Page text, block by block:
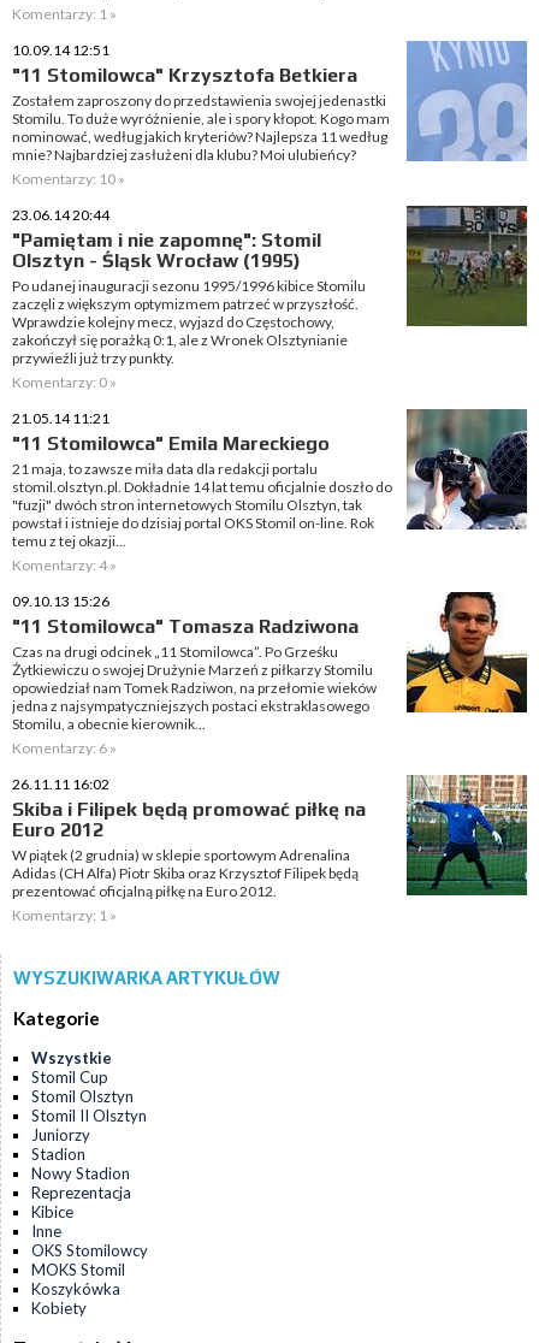
Komentarzy: 1 »
10.09.14 12:51
"11 Stomilowca" Krzysztofa Betkiera
Zostałem zaproszony do przedstawienia swojej jedenastki
Stomilu. To duże wyróżnienie, ale i spory kłopot. Kogo mam
nominować, według jakich kryteriów? Najlepsza 11 według
mnie? Najbardziej zasłużeni dla klubu? Moi ulubieńcy?
Komentarzy: 10 »
23.06.14 20:44
"Pamiętam i nie zapomnę": Stomil
Olsztyn - Śląsk Wrocław (1995)
Po udanej inauguracji sezonu 1995/1996 kibice Stomilu
zaczęli z większym optymizmem patrzeć w przyszłość.
Wprawdzie kolejny mecz, wyjazd do Częstochowy,
zakończył się porażką 0:1, ale z Wronek Olsztynianie
przywieźli już trzy punkty.
Komentarzy: 0 »
21.05.14 11:21
"11 Stomilowca" Emila Mareckiego
21 maja, to zawsze miła data dla redakcji portalu
stomil.olsztyn.pl. Dokładnie 14 lat temu oficjalnie doszło do
"fuzji" dwóch stron internetowych Stomilu Olsztyn, tak
powstał i istnieje do dzisiaj portal OKS Stomil on-line. Rok
temu z tej okazji...
Komentarzy: 4 »
09.10.13 15:26
"11 Stomilowca" Tomasza Radziwona
Czas na drugi odcinek „11 Stomilowca”. Po Grześku
Żytkiewiczu o swojej Drużynie Marzeń z piłkarzy Stomilu
opowiedział nam Tomek Radziwon, na przełomie wieków
jedna z najsympatyczniejszych postaci ekstraklasowego
Stomilu, a obecnie kierownik...
Komentarzy: 6 »
26.11.11 16:02
Skiba i Filipek będą promować piłkę na
Euro 2012
W piątek (2 grudnia) w sklepie sportowym Adrenalina
Adidas (CH Alfa) Piotr Skiba oraz Krzysztof Filipek będą
prezentować oficjalną piłkę na Euro 2012.
Komentarzy: 1 »
WYSZUKIWARKA ARTYKUŁÓW
Kategorie
Wszystkie
Stomil Cup
Stomil Olsztyn
Stomil II Olsztyn
Juniorzy
Stadion
Nowy Stadion
Reprezentacja
Kibice
Inne
OKS Stomilowcy
MOKS Stomil
Koszykówka
Kobiety